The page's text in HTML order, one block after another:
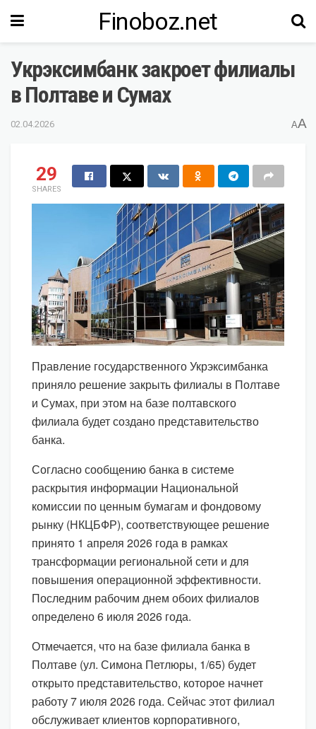
Finoboz.net
Укрэксимбанк закроет филиалы
в Полтаве и Сумах
02.04.2026 AA
29
SHARES
Правление государственного Укрэксимбанка
приняло решение закрыть филиалы в Полтаве
и Сумах, при этом на базе полтавского
филиала будет создано представительство
банка.
Согласно сообщению банка в системе
раскрытия информации Национальной
комиссии по ценным бумагам и фондовому
рынку (НКЦБФР), соответствующее решение
принято 1 апреля 2026 года в рамках
трансформации региональной сети и для
повышения операционной эффективности.
Последним рабочим днем обоих филиалов
определено 6 июля 2026 года.
Отмечается, что на базе филиала банка в
Полтаве (ул. Симона Петлюры, 1/65) будет
открыто представительство, которое начнет
работу 7 июля 2026 года. Сейчас этот филиал
обслуживает клиентов корпоративного,